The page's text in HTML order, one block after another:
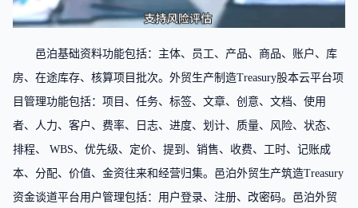
邑泊基础资料功能包括：主体、员工、产品、商品、账户、库
房、在途库存、核算项目批次。外贸生产制造Treasury股本云平台项
目管理功能包括：项目、任务、标签、文章、创意、文档、使用
者、人力、客户、费率、日志、进度、划计、质量、风险、状态、
排程、 WBS、优先级、定价、提到、销售、收费、工时、记账成
本、分配、价值、金资往来和经营归集。邑泊外贸生产筑造Treasury
资金谈道平台用户管理包括：用户登录、注册、改密码。邑泊外贸